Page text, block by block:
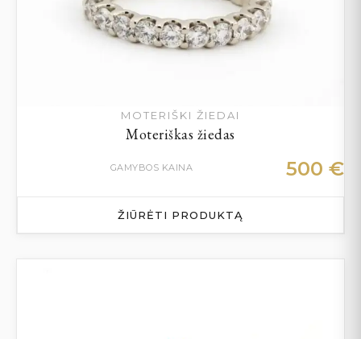
MOTERIŠKI ŽIEDAI
Moteriškas žiedas
GAMYBOS KAINA 500 €
ŽIŪRĖTI PRODUKTĄ